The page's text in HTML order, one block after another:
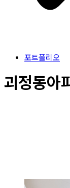
포트폴리오
괴정동아